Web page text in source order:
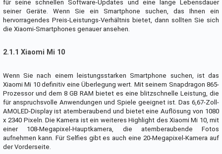
für seine schnellen Software-Updates und eine lange Lebensdauer
seiner Geräte. Wenn Sie ein Smartphone suchen, das Ihnen ein
hervorragendes Preis-Leistungs-Verhältnis bietet, dann sollten Sie sich
die Xiaomi-Smartphones genauer ansehen.
2.1.1 Xiaomi Mi 10
Wenn Sie nach einem leistungsstarken Smartphone suchen, ist das
Xiaomi Mi 10 definitiv eine Überlegung wert. Mit seinem Snapdragon 865-
Prozessor und dem 8 GB RAM bietet es eine blitzschnelle Leistung, die
für anspruchsvolle Anwendungen und Spiele geeignet ist. Das 6,67-Zoll-
AMOLED-Display ist atemberaubend und bietet eine Auflösung von 1080
x 2340 Pixeln. Die Kamera ist ein weiteres Highlight des Xiaomi Mi 10, mit
einer 108-Megapixel-Hauptkamera, die atemberaubende Fotos
aufnehmen kann. Für Selfies gibt es auch eine 20-Megapixel-Kamera auf
der Vorderseite.